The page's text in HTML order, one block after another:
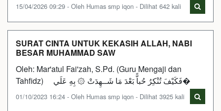
15/04/2026 09:29 - Oleh Humas smp iqon - Dilihat 642 kali
SURAT CINTA UNTUK KEKASIH ALLAH, NABI
BESAR MUHAMMAD SAW
Oleh: Mar'atul Fai'zah, S.Pd. (Guru Mengaji dan
Tahfidz) فَكَيْفَ تُنْكِرُ حُباًّ بَعْدَ مَا شَــهِدَتْ ۞ بِهِ عَلَي�
01/10/2023 16:24 - Oleh Humas smp iqon - Dilihat 3925 kali